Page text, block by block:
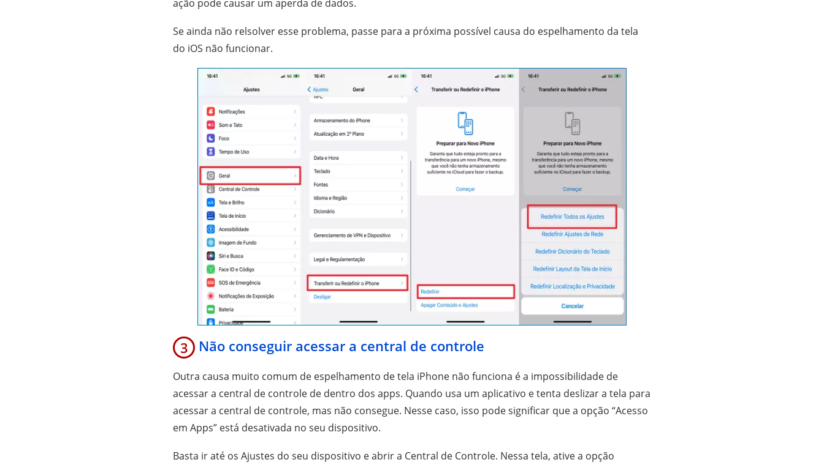
ação pode causar um aperda de dados.
Se ainda não relsolver esse problema, passe para a próxima possível causa do espelhamento da tela
do iOS não funcionar.
3 Não conseguir acessar a central de controle
Outra causa muito comum de espelhamento de tela iPhone não funciona é a impossibilidade de
acessar a central de controle de dentro dos apps. Quando usa um aplicativo e tenta deslizar a tela para
acessar a central de controle, mas não consegue. Nesse caso, isso pode significar que a opção “Acesso
em Apps” está desativada no seu dispositivo.
Basta ir até os Ajustes do seu dispositivo e abrir a Central de Controle. Nessa tela, ative a opção